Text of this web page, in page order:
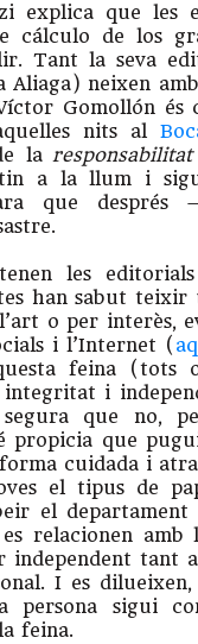
explica que les
cálculo de los
Tant la seva
Aliaga) neixen
Gomollón és
nits al
laresponsabilitat
a la llum i
que després
les
han sabut teixir
o per interès,
i l’Internet (
feina (tots
integritat i
que no,
propicia que
cuidada i
el tipus de
el
es relacionen
independent tant
I es
persona sigui
feina.